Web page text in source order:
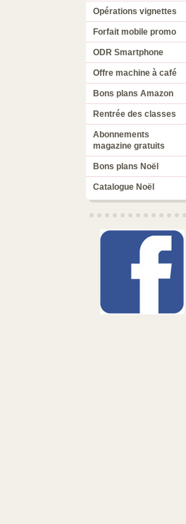
Opérations vignettes
Forfait mobile promo
ODR Smartphone
Offre machine à café
Bons plans Amazon
Rentrée des classes
Abonnements
magazine gratuits
Bons plans Noël
Catalogue Noël